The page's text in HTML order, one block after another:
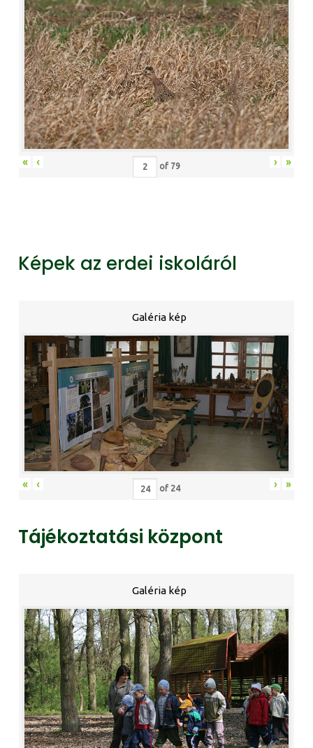
« ‹ of 79 › »
Képek az erdei iskoláról
Galéria kép
« ‹ of 24 › »
Tájékoztatási központ
Galéria kép